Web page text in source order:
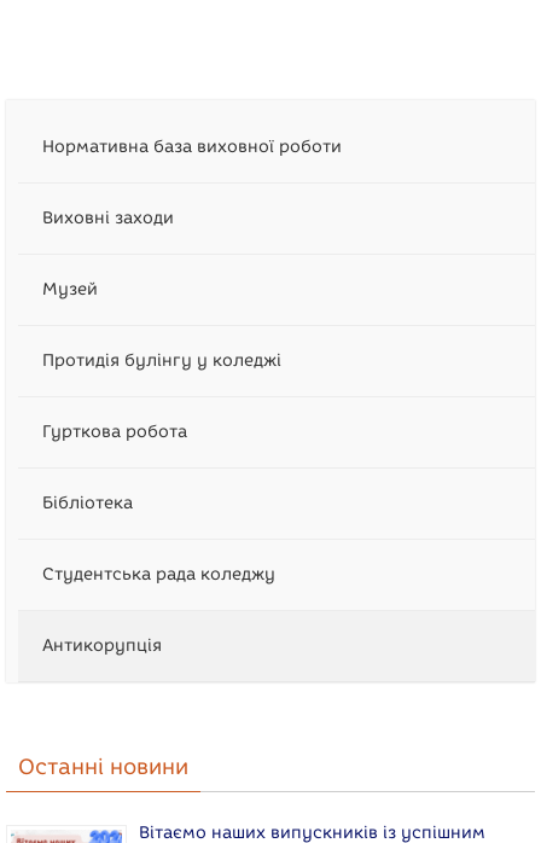
Нормативна база виховної роботи
Виховні заходи
Музей
Протидія булінгу у коледжі
Гурткова робота
Бібліотека
Студентська рада коледжу
Антикорупція
Останні новини
Вітаємо наших випускників із успішним